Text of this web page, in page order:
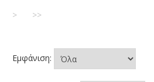
> >>
Εμφάνιση: